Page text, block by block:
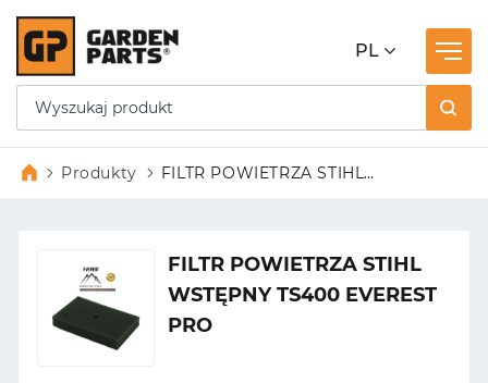
PL
Produkty
FILTR POWIETRZA STIHL
FILTR POWIETRZA STIHL
WSTĘPNY TS400 EVEREST
PRO